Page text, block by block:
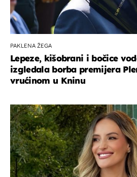
PAKLENA ŽEGA
Lepeze, kišobrani i bočice
izgledala borba premijera
vrućinom u Kninu